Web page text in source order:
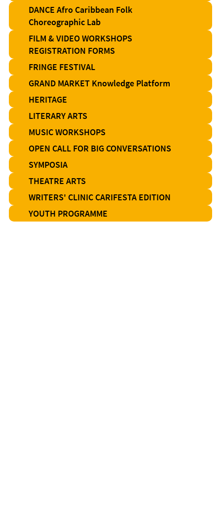
DANCE Afro Caribbean Folk
Choreographic Lab
FILM & VIDEO WORKSHOPS
REGISTRATION FORMS
FRINGE FESTIVAL
GRAND MARKET Knowledge Platform
HERITAGE
LITERARY ARTS
MUSIC WORKSHOPS
OPEN CALL FOR BIG CONVERSATIONS
SYMPOSIA
THEATRE ARTS
WRITERS' CLINIC CARIFESTA EDITION
YOUTH PROGRAMME